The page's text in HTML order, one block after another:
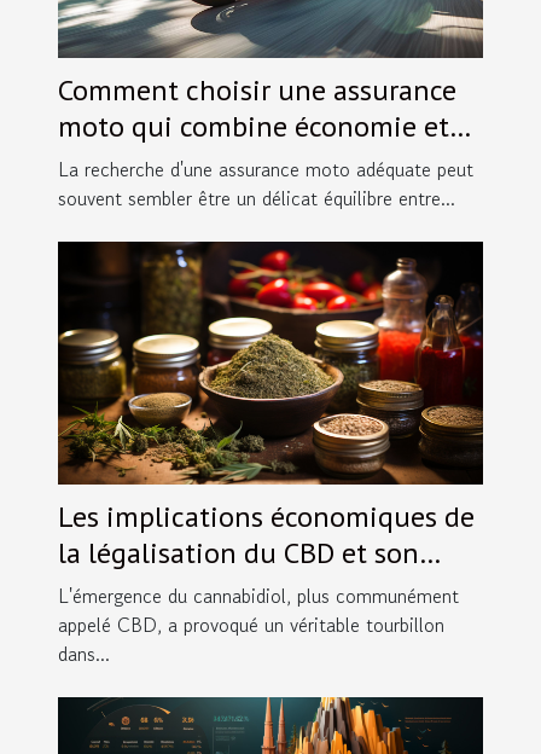
Comment choisir une assurance
moto qui combine économie et
sécurité
La recherche d'une assurance moto adéquate peut
souvent sembler être un délicat équilibre entre...
Les implications économiques de
la légalisation du CBD et son
impact sur l'industrie du chanvre
en France
L'émergence du cannabidiol, plus communément
appelé CBD, a provoqué un véritable tourbillon
dans...